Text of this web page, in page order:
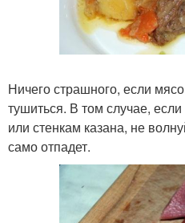
Ничего страшного, если мясо
тушиться. В том случае,
или стенкам казана, не
само отпадет.